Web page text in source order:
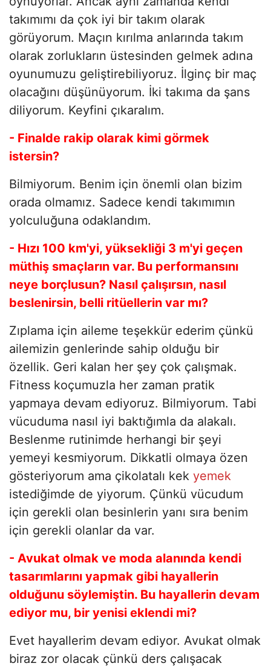
takımımı da çok iyi bir takım olarak
görüyorum. Maçın kırılma anlarında takım
olarak zorlukların üstesinden gelmek adına
oyunumuzu geliştirebiliyoruz. İlginç bir maç
olacağını düşünüyorum. İki takıma da şans
diliyorum. Keyfini çıkaralım.
- Finalde rakip olarak kimi görmek
istersin?
Bilmiyorum. Benim için önemli olan bizim
orada olmamız. Sadece kendi takımımın
yolculuğuna odaklandım.
- Hızı 100 km'yi, yüksekliği 3 m'yi geçen
müthiş smaçların var. Bu performansını
neye borçlusun? Nasıl çalışırsın, nasıl
beslenirsin, belli ritüellerin var mı?
Zıplama için aileme teşekkür ederim çünkü
ailemizin genlerinde sahip olduğu bir
özellik. Geri kalan her şey çok çalışmak.
Fitness koçumuzla her zaman pratik
yapmaya devam ediyoruz. Bilmiyorum. Tabi
vücuduma nasıl iyi baktığımla da alakalı.
Beslenme rutinimde herhangi bir şeyi
yemeyi kesmiyorum. Dikkatli olmaya özen
gösteriyorum ama çikolatalı kek yemek
istediğimde de yiyorum. Çünkü vücudum
için gerekli olan besinlerin yanı sıra benim
için gerekli olanlar da var.
- Avukat olmak ve moda alanında kendi
tasarımlarını yapmak gibi hayallerin
olduğunu söylemiştin. Bu hayallerin devam
ediyor mu, bir yenisi eklendi mi?
Evet hayallerim devam ediyor. Avukat olmak
biraz zor olacak çünkü ders çalışacak